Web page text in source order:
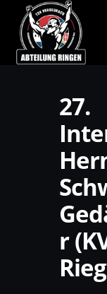
Inhalt
springen
27.
r